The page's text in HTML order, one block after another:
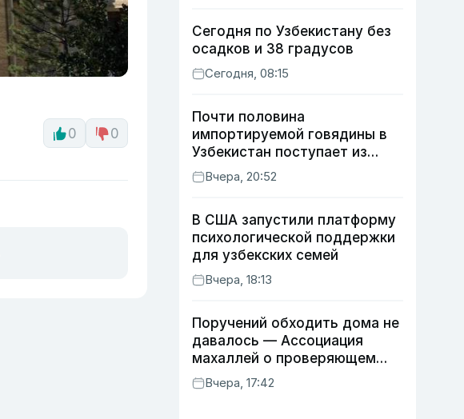
0 0
Сегодня по Узбекистану без
осадков и 38 градусов
Сегодня, 08:15
Почти половина
импортируемой говядины в
Узбекистан поступает из
Индии
Вчера, 20:52
В США запустили платформу
психологической поддержки
для узбекских семей
Вчера, 18:13
Поручений обходить дома не
давалось — Ассоциация
махаллей о проверяющем
хокиме
Вчера, 17:42